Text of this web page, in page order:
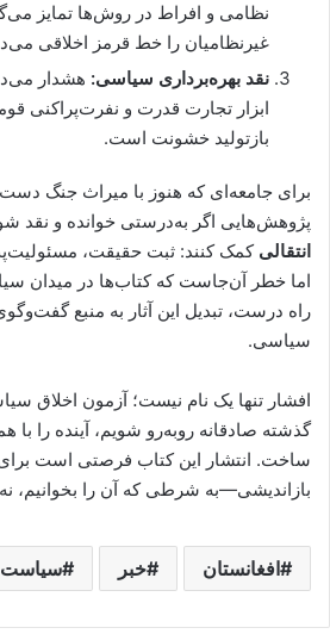
نظامی و افراط در روش‌ها تمایز
غیرنظامیان را خط قرمز اخلاقی
نقد بهره‌برداری سیاسی: هشدار
ابزار تجارت قدرت و نفرت‌پراکنی
بازتولید خشونت است.
برای جامعه‌ای که هنوز با میراث جنگ
پژوهش‌هایی اگر به‌درستی خوانده و نقد
انتقالی کمک کنند: ثبت حقیقت،
اما خطر آن‌جاست که کتاب‌ها در میدان
راه درست، تبدیل این آثار به منبع
سیاسی.
افشار تنها یک نام نیست؛ آزمون اخلاق
گذشته صادقانه روبه‌رو شویم، آینده را با
ساخت. انتشار این کتاب فرصتی است
بازاندیشی—به شرطی که آن را بخوانیم،
افغانستان خبر سیاست